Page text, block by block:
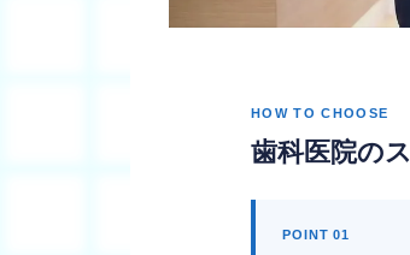
HOW TO CHOOSE
歯科医院の
POINT 01